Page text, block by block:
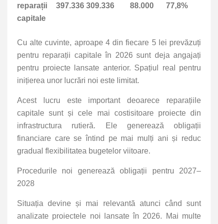
reparații
capitale
397.336 309.336 88.000 77,8%
Cu alte cuvinte, aproape 4 din fiecare 5 lei prevăzuți
pentru reparații capitale în 2026 sunt deja angajați
pentru proiecte lansate anterior. Spațiul real pentru
inițierea unor lucrări noi este limitat.
Acest lucru este important deoarece reparațiile
capitale sunt și cele mai costisitoare proiecte din
infrastructura rutieră. Ele generează obligații
financiare care se întind pe mai mulți ani și reduc
gradual flexibilitatea bugetelor viitoare.
Procedurile noi generează obligații pentru 2027–
2028
Situația devine și mai relevantă atunci când sunt
analizate proiectele noi lansate în 2026. Mai multe